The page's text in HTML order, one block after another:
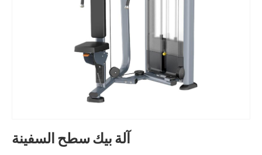
آلة بيك سطح السفينة